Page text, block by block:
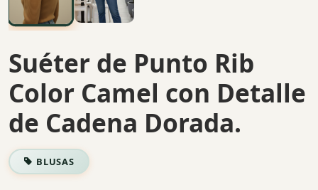
Suéter de Punto Rib
Color Camel con Detalle
de Cadena Dorada.
BLUSAS